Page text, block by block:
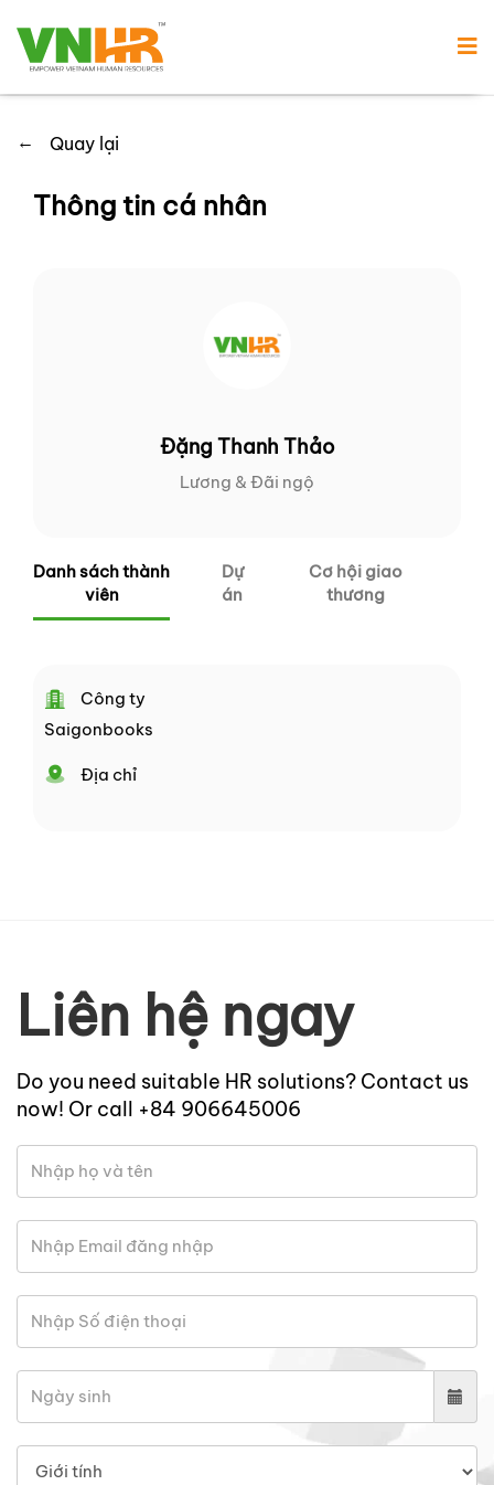
← Quay lại
Thông tin cá nhân
Đặng Thanh Thảo
Lương & Đãi ngộ
Danh sách thành
viên
Dự
án
Cơ hội giao
thương
Công ty
Saigonbooks
Địa chỉ
Liên hệ ngay
Do you need suitable HR solutions? Contact us
now! Or call +84 906645006